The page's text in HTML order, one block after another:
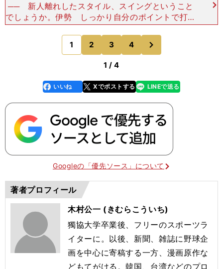
── 新人離れしたスタイル、スイングということ
でしょうか。伊勢 しっかり自分のポイントで打て
ているから、左にも右にも打てる。５月24日の巨
人戦でライトにホームランを打ったが、狭い球場と
はいえ、逆方向
1 2 3 4
のページへ
1 / 4
faceboo
k
いいね Xでポストする
line LINEで送る
Googleの「優先ソース」について
著者プロフィール
木村公一 (きむらこういち)
獨協大学卒業後、フリーのスポーツラ
イターに。以後、新聞、雑誌に野球企
画を中心に寄稿する一方、漫画原作な
どもてがける。韓国、台湾などのプロ